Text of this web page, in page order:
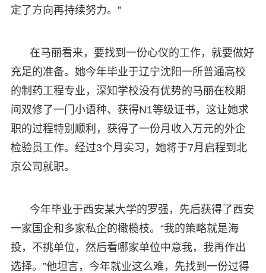
定了方向再持续努力。”
在马丽看来，要找到一份心仪的工作，就要做好
充足的准备。她今年毕业于辽宁沈阳一所普通高校
的制药工程专业，深知学校没有优势的马丽在校期
间双修了一门小语种、获得N1等级证书，这让她求
职的过程特别顺利，获得了一份月收入万元的外企
检验员工作。经过3个月实习，她将于7月启程到北
京公司就职。
今年毕业于西安某大学的罗强，先后获得了西安
一家国企和多家私企的橄榄枝。“我的策略就是海
投，不挑单位，然后看哪家单位中意我，我再作出
选择。”他坦言，今年就业这么难，先找到一份过得